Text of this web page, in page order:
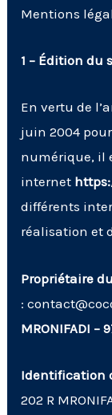
Mentions
1 – Édition du
En vertu de
juin 2004
numérique, il
internet
différents
réalisation et
Propriétaire
:
MRONIFADI –
Identification
202 R